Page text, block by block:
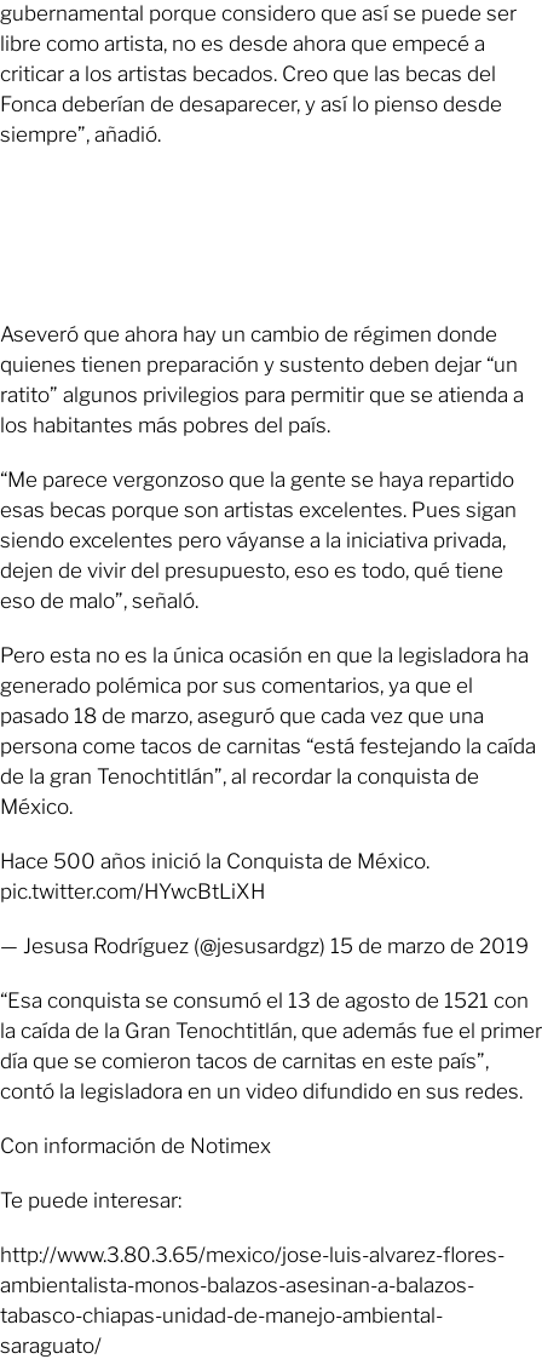
gubernamental porque considero que así se puede ser
libre como artista, no es desde ahora que empecé a
criticar a los artistas becados. Creo que las becas del
Fonca deberían de desaparecer, y así lo pienso desde
siempre”, añadió.
Aseveró que ahora hay un cambio de régimen donde
quienes tienen preparación y sustento deben dejar “un
ratito” algunos privilegios para permitir que se atienda a
los habitantes más pobres del país.
“Me parece vergonzoso que la gente se haya repartido
esas becas porque son artistas excelentes. Pues sigan
siendo excelentes pero váyanse a la iniciativa privada,
dejen de vivir del presupuesto, eso es todo, qué tiene
eso de malo”, señaló.
Pero esta no es la única ocasión en que la legisladora ha
generado polémica por sus comentarios, ya que el
pasado 18 de marzo, aseguró que cada vez que una
persona come tacos de carnitas “está festejando la caída
de la gran Tenochtitlán”, al recordar la conquista de
México.
Hace 500 años inició la Conquista de México.
pic.twitter.com/HYwcBtLiXH
— Jesusa Rodríguez (@jesusardgz) 15 de marzo de 2019
“Esa conquista se consumó el 13 de agosto de 1521 con
la caída de la Gran Tenochtitlán, que además fue el primer
día que se comieron tacos de carnitas en este país”,
contó la legisladora en un video difundido en sus redes.
Con información de Notimex
Te puede interesar:
http://www.3.80.3.65/mexico/jose-luis-alvarez-flores-
ambientalista-monos-balazos-asesinan-a-balazos-
tabasco-chiapas-unidad-de-manejo-ambiental-
saraguato/